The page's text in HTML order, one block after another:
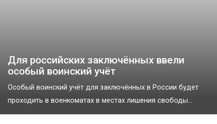
Для российских заключённых ввели
особый воинский учёт
Особый воинский учёт для заключённых в России будет
проходить в военкоматах в местах лишения свободы...